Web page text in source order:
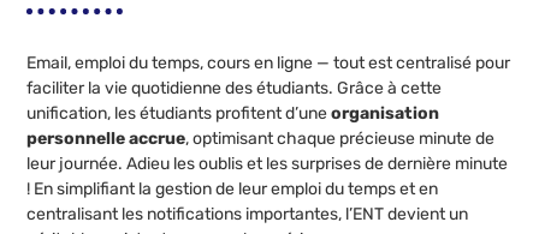
Email, emploi du temps, cours en ligne — tout est centralisé pour
faciliter la vie quotidienne des étudiants. Grâce à cette
unification, les étudiants profitent d’uneorganisation
personnelle accrue, optimisant chaque précieuse minute de
leur journée. Adieu les oublis et les surprises de dernière minute
! En simplifiant la gestion de leur emploi du temps et en
centralisant les notifications importantes, l’ENT devient un